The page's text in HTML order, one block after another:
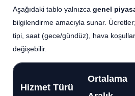
Aşağıdaki tablo yalnızca genel
bilgilendirme amacıyla sunar.
tipi, saat (gece/gündüz), hava
değişebilir.
Hizmet Türü
Ortalama